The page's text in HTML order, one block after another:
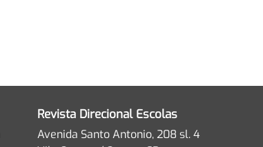
Revista Direcional Escolas
Avenida Santo Antonio, 208 sl. 4